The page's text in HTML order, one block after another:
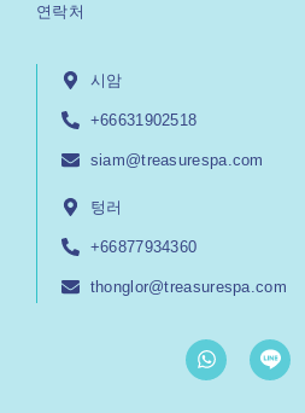
연락처
시암
+66631902518
siam@treasurespa.com
텅러
+66877934360
thonglor@treasurespa.com
W
h
a